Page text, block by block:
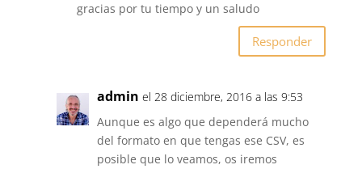
gracias por tu tiempo y un saludo
Responder
admin el 28 diciembre, 2016 a las 9:53
Aunque es algo que dependerá mucho
del formato en que tengas ese CSV, es
posible que lo veamos, os iremos